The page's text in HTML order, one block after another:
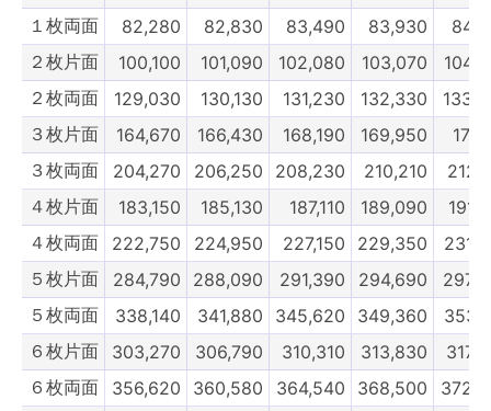
10枚両面
466,180 471,680 477,180 482,680
6900部
7000部 7100部 7200部
１枚両面
82,280 82,830 83,490 83,930
２枚片面
100,100 101,090 102,080 103,070
２枚両面
129,030 130,130 131,230 132,330
３枚片面
164,670 166,430 168,190 169,950
３枚両面
204,270 206,250 208,230 210,210
４枚片面
183,150 185,130 187,110 189,090
４枚両面
222,750 224,950 227,150 229,350
５枚片面
284,790 288,090 291,390 294,690
５枚両面
338,140 341,880 345,620 349,360
６枚片面
303,270 306,790 310,310 313,830
６枚両面
356,620 360,580 364,540 368,500